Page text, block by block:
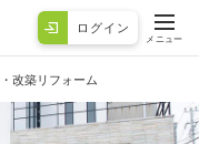
ログイン
メニュー
改築リフォーム